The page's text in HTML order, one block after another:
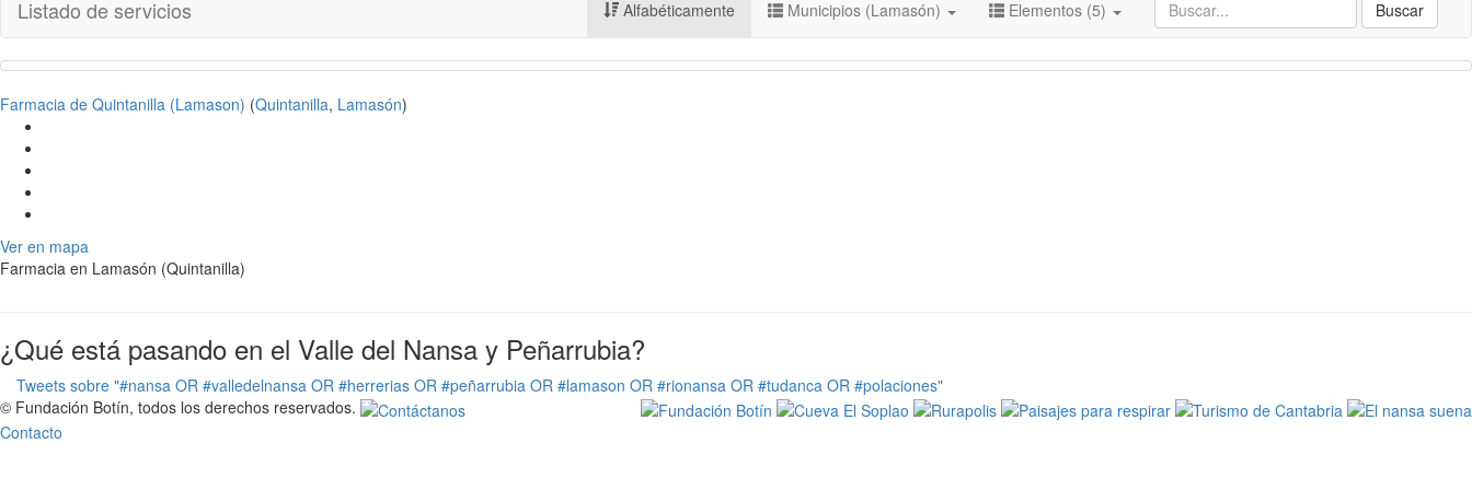
Listado de servicios Buscar
Alfabéticamente Municipios (Lamasón) Elementos (5)
Farmacia de Quintanilla (Lamason) (Quintanilla, Lamasón)
Ver en mapa
Farmacia en Lamasón (Quintanilla)
¿Qué está pasando en el Valle del Nansa y Peñarrubia?
Tweets sobre "#nansa OR #valledelnansa OR #herrerias OR #peñarrubia OR #lamason OR #rionansa OR #tudanca OR #polaciones"
© Fundación Botín, todos los derechos reservados.
Contacto